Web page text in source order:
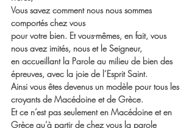
Vous savez comment nous nous sommes
comportés chez vous
pour votre bien. Et vous-mêmes, en fait, vous
nous avez imités, nous et le Seigneur,
en accueillant la Parole au milieu de bien des
épreuves, avec la joie de l’Esprit Saint.
Ainsi vous êtes devenus un modèle pour tous les
croyants de Macédoine et de Grèce.
Et ce n’est pas seulement en Macédoine et en
Grèce qu’à partir de chez vous la parole